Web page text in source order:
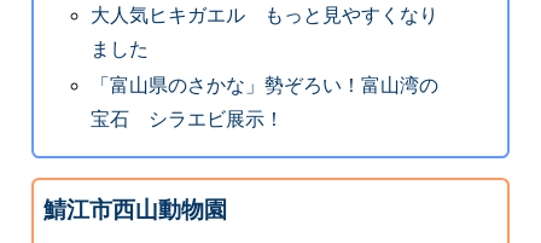
大人気ヒキガエル もっと見やすくなり
ました
「富山県のさかな」勢ぞろい！富山湾の
宝石 シラエビ展示！
鯖江市西山動物園